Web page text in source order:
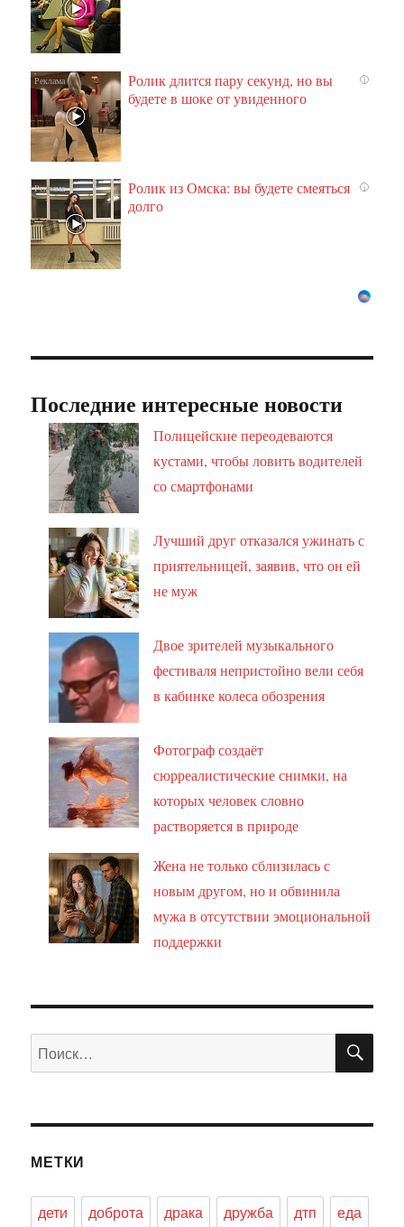
i
Ролик длится пару секунд, но вы
будете в шоке от увиденного
i
Ролик из Омска: вы будете смеяться
долго
Последние интересные новости
Полицейские переодеваются
кустами, чтобы ловить водителей
со смартфонами
Лучший друг отказался ужинать с
приятельницей, заявив, что он ей
не муж
Двое зрителей музыкального
фестиваля непристойно вели себя
в кабинке колеса обозрения
Фотограф создаёт
сюрреалистические снимки, на
которых человек словно
растворяется в природе
Жена не только сблизилась с
новым другом, но и обвинила
мужа в отсутствии эмоциональной
поддержки
Искать:
МЕТКИ
дети доброта драка дружба дтп еда